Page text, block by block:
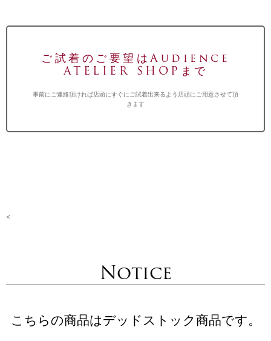
ご試着のご要望はAudience
ATELIER SHOPまで
事前にご連絡頂ければ店頭にすぐにご試着出来るよう店頭にご用意させて頂
きます
<
Notice
こちらの商品はデッドストック商品です。